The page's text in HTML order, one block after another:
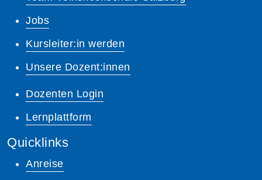
Jobs
Kursleiter:in werden
Unsere Dozent:innen
Dozenten Login
Lernplattform
Quicklinks
Anreise